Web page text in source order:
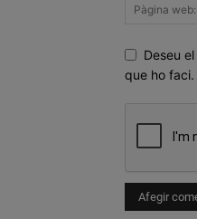
Deseu
que ho faci.